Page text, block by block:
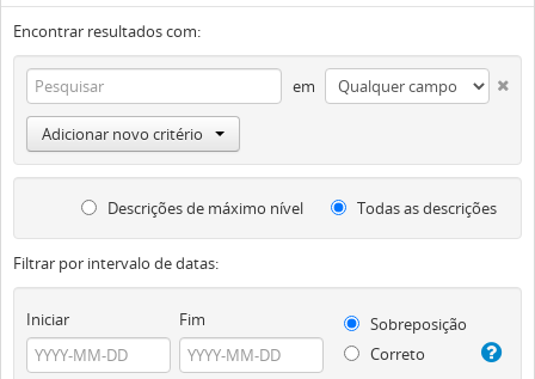
Encontrar resultados com:
em
Adicionar novo critério
Descrições de máximo nível Todas as descrições
Filtrar por intervalo de datas:
Iniciar Fim
Sobreposição
Correto